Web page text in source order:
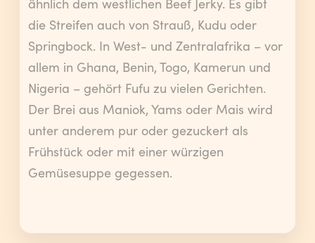
ähnlich dem westlichen Beef Jerky. Es gibt
die Streifen auch von Strauß, Kudu oder
Springbock. In West- und Zentralafrika – vor
allem in Ghana, Benin, Togo, Kamerun und
Nigeria – gehört Fufu zu vielen Gerichten.
Der Brei aus Maniok, Yams oder Mais wird
unter anderem pur oder gezuckert als
Frühstück oder mit einer würzigen
Gemüsesuppe gegessen.